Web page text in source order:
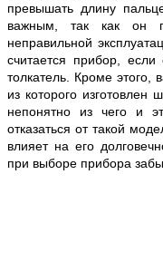
превышать длину
важным, так как он
неправильной
считается прибор,
толкатель. Кроме
из которого изготовлен
непонятно из чего и
отказаться от такой
влияет на его
при выборе прибора